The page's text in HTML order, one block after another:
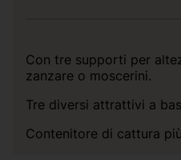
Con tre supporti per
zanzare o moscerini.
Tre diversi attrattivi a
Contenitore di cattura